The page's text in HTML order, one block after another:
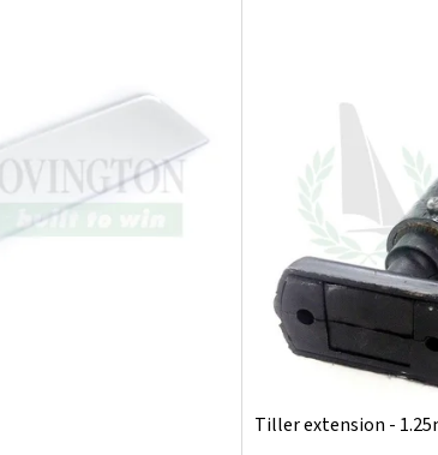
Tiller extension -